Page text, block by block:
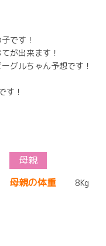
です！
が出来ます！
グルちゃん予想です！
す！
母親の体重 8Kg